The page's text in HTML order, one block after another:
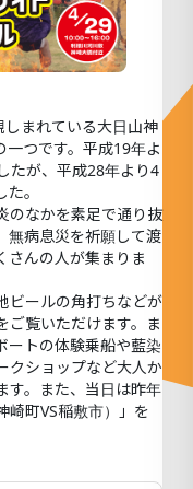
しまれている大日山神
つです。平成19年よ
たが、平成28年より4
。
のなかを素足で通り抜
無病息災を祈願して渡
さんの人が集まりま
ビールの角打ちなどが
ご覧いただけます。ま
ートの体験乗船や藍染
クショップなど大人か
す。また、当日は昨年
崎町VS稲敷市）」を